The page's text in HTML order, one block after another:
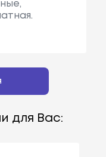
для Вас: